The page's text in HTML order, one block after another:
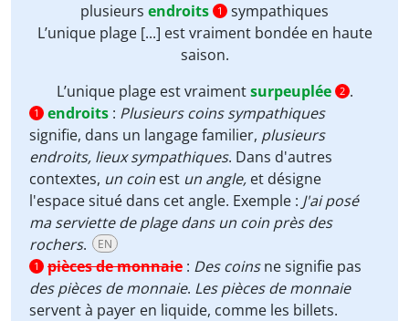
plusieurs endroits 1
sympathiques
L’unique plage [...] est vraiment bondéeen haute
saison.
L’unique plage est vraimentsurpeuplée 2 .
1 endroits : Plusieurs coins sympathiques
signifie, dans un langage familier, plusieurs
endroits, lieux sympathiques. Dans d'autres
contextes, un coin est un angle, et désigne
l'espace situé dans cet angle. Exemple : J'ai posé
ma serviette de plage dans un coin près des
rochers. EN
1 pièces de monnaie : Des coinsne signifie pas
des pièces de monnaie. Les pièces de monnaie
servent à payer en liquide, comme les billets.